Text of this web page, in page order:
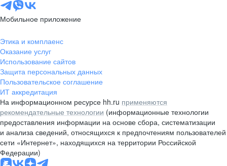
Мобильное приложение
Этика и комплаенс
Оказание услуг
Использование сайтов
Защита персональных данных
Пользовательское соглашение
ИТ аккредитация
На информационном ресурсе hh.ru применяются
рекомендательные технологии (информационные технологии
предоставления информации на основе сбора, систематизации
и анализа сведений, относящихся к предпочтениям пользователей
сети «Интернет», находящихся на территории Российской
Федерации)